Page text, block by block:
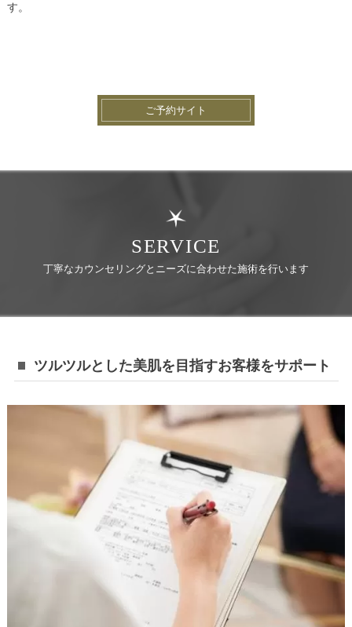
す。
ご予約サイト
丁寧なカウンセリングとニーズに合わせた施術を行います
SERVICE
ツルツルとした美肌を目指すお客様をサポート